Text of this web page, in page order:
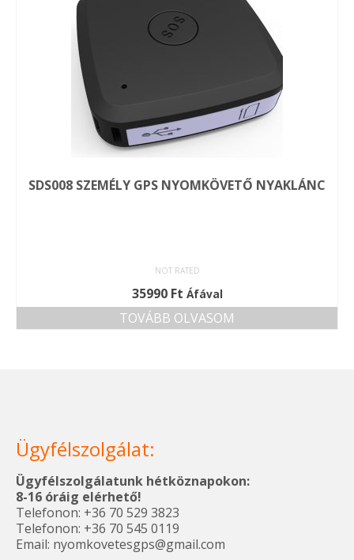
variációja
van.
A
termékoldalon
választhatók
ki
SDS008 SZEMÉLY GPS NYOMKÖVETŐ NYAKLÁNC
NOT RATED
35990 Ft Áfával
TOVÁBB OLVASOM
Ügyfélszolgálat:
Ügyfélszolgálatunk hétköznapokon:
8-16 óráig elérhető!
Telefonon: +36 70 529 3823
Telefonon: +36 70 545 0119
Email: nyomkovetesgps@gmail.com